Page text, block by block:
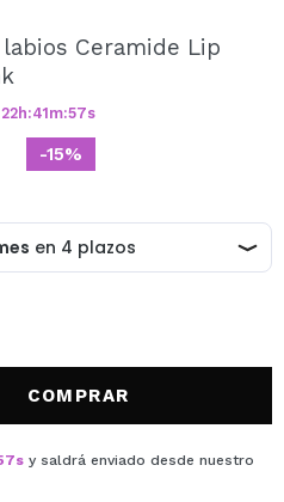
podrás realizar
el estado de tus
Ceramide Lip
22h:41m:57s
-15%
COMPRAR
s y saldrá enviado desde nuestro